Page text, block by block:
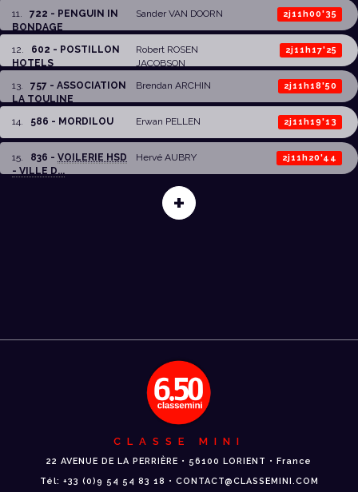
11. 722 - PENGUIN IN
BONDAGE
Sander VAN DOORN 2j11h00'35
12. 602 - POSTILLON
HOTELS
Robert ROSEN
JACOBSON
2j11h17'25
13. 757 - ASSOCIATION
LA TOULINE
Brendan ARCHIN 2j11h18'50
14. 586 - MORDILOU Erwan PELLEN 2j11h19'13
15. 836 - VOILERIE HSD
- VILLE D...
Hervé AUBRY 2j11h20'44
+
CLASSE MINI
22 AVENUE DE LA PERRIÈRE • 56100 LORIENT • France
Tél: +33 (0)9 54 54 83 18 • CONTACT@CLASSEMINI.COM